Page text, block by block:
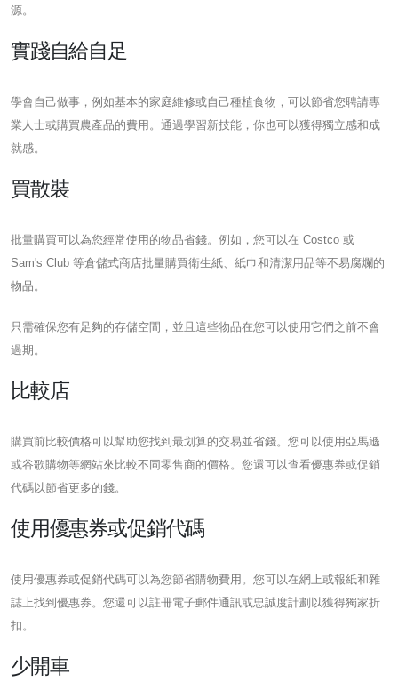
源。
實踐自給自足
學會自己做事，例如基本的家庭維修或自己種植食物，可以節省您聘請專
業人士或購買農產品的費用。通過學習新技能，你也可以獲得獨立感和成
就感。
買散裝
批量購買可以為您經常使用的物品省錢。例如，您可以在 Costco 或
Sam's Club 等倉儲式商店批量購買衛生紙、紙巾和清潔用品等不易腐爛的
物品。
只需確保您有足夠的存儲空間，並且這些物品在您可以使用它們之前不會
過期。
比較店
購買前比較價格可以幫助您找到最划算的交易並省錢。您可以使用亞馬遜
或谷歌購物等網站來比較不同零售商的價格。您還可以查看優惠券或促銷
代碼以節省更多的錢。
使用優惠券或促銷代碼
使用優惠券或促銷代碼可以為您節省購物費用。您可以在網上或報紙和雜
誌上找到優惠券。您還可以註冊電子郵件通訊或忠誠度計劃以獲得獨家折
扣。
少開車